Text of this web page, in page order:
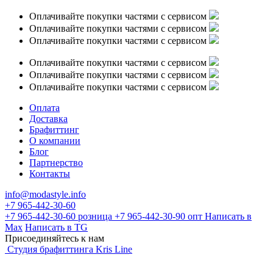
Оплачивайте покупки частями с сервисом
Оплачивайте покупки частями с сервисом
Оплачивайте покупки частями с сервисом
Оплачивайте покупки частями с сервисом
Оплачивайте покупки частями с сервисом
Оплачивайте покупки частями с сервисом
Оплата
Доставка
Брафиттинг
О компании
Блог
Партнерство
Контакты
info@modastyle.info
+7 965-442-30-60
+7 965-442-30-60 розница +7 965-442-30-90 опт Написать в
Max Написать в TG
Присоединяйтесь к нам
Студия брафиттинга Kris Line